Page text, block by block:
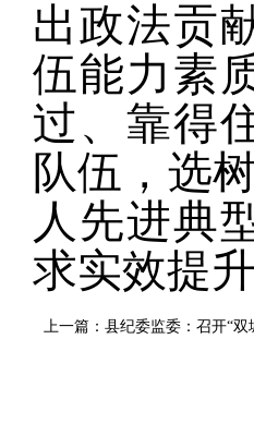
出政法贡
伍能力素
过、靠得
队伍，选
人先进典
求实效提
上一篇：县纪委监委：召开“